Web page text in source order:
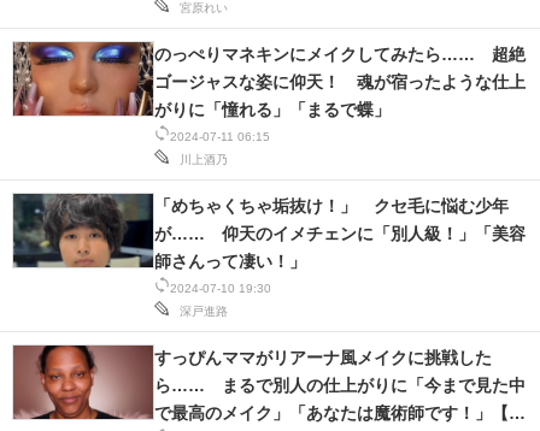
進化するPCとデバイスの未来
好きが集まる 比べて選べる
ビジネスと働き方のヒント
AI活用のいまが分かる
企業ITのトレンドを詳説
経営リーダーのコミュニティ
マーケ×ITの今がよく分かる
宮原れい
2024-07-11 06:15
川上酒乃
のっぺりマネキンにメイクしてみたら…… 超絶
ゴージャスな姿に仰天！ 魂が宿ったような仕上
がりに「憧れる」「まるで蝶」
2024-07-10 19:30
深戸進路
「めちゃくちゃ垢抜け！」 クセ毛に悩む少年
が…… 仰天のイメチェンに「別人級！」「美容
師さんって凄い！」
すっぴんママがリアーナ風メイクに挑戦した
ら…… まるで別人の仕上がりに「今まで見た中
で最高のメイク」「あなたは魔術師です！」【ス